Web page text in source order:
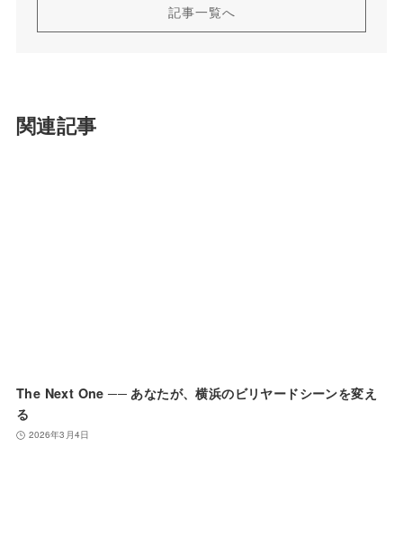
記事一覧へ
関連記事
The Next One ── あなたが、横浜のビリヤードシーンを変え
る
2026年3月4日